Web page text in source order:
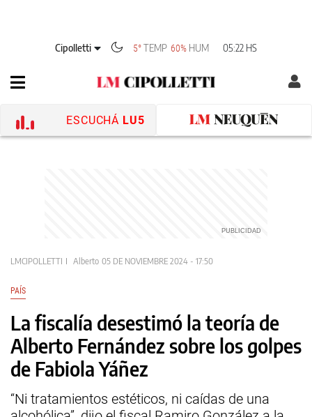
Cipolletti 5° TEMP 60% HUM 05:22 HS
ESCUCHÁ LU5
LMCIPOLLETTI Alberto 05 DE NOVIEMBRE 2024 - 17:50
PAÍS
La fiscalía desestimó la teoría de
Alberto Fernández sobre los golpes
de Fabiola Yáñez
“Ni tratamientos estéticos, ni caídas de una